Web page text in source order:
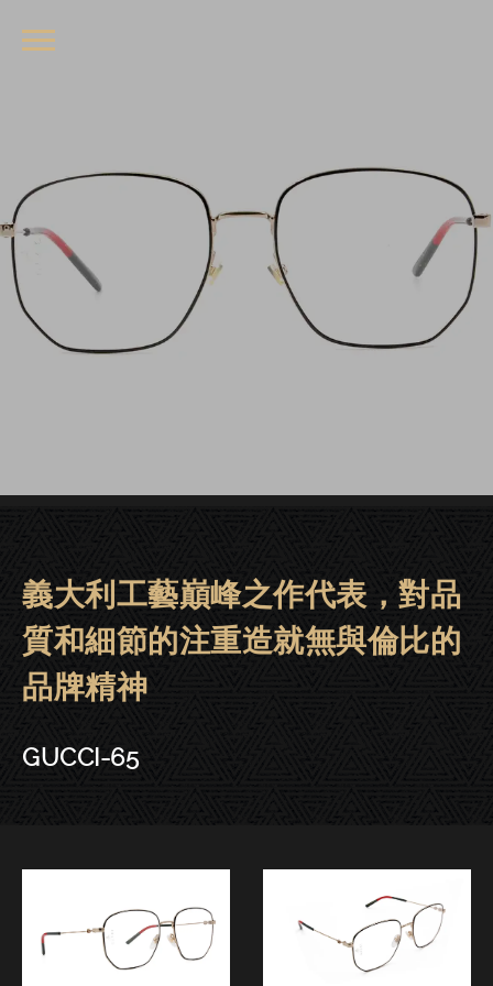
GUCCI眼鏡 | 晶華．東門．台中
義大利工藝巔峰之作代表，對品
質和細節的注重造就無與倫比的
品牌精神
GUCCI-65